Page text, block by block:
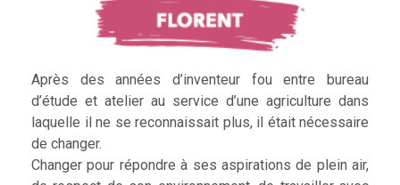
Après des années d’inventeur fou entre bureau
d’étude et atelier au service d’une agriculture dans
laquelle il ne se reconnaissait plus, il était nécessaire
de changer.
Changer pour répondre à ses aspirations de plein air,